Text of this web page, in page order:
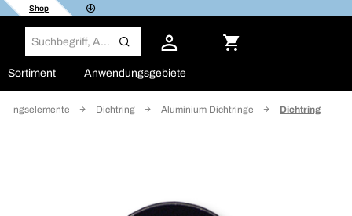
Shop
Sortiment Anwendungsgebiete
Dichtring Aluminium Dichtringe Dichtring